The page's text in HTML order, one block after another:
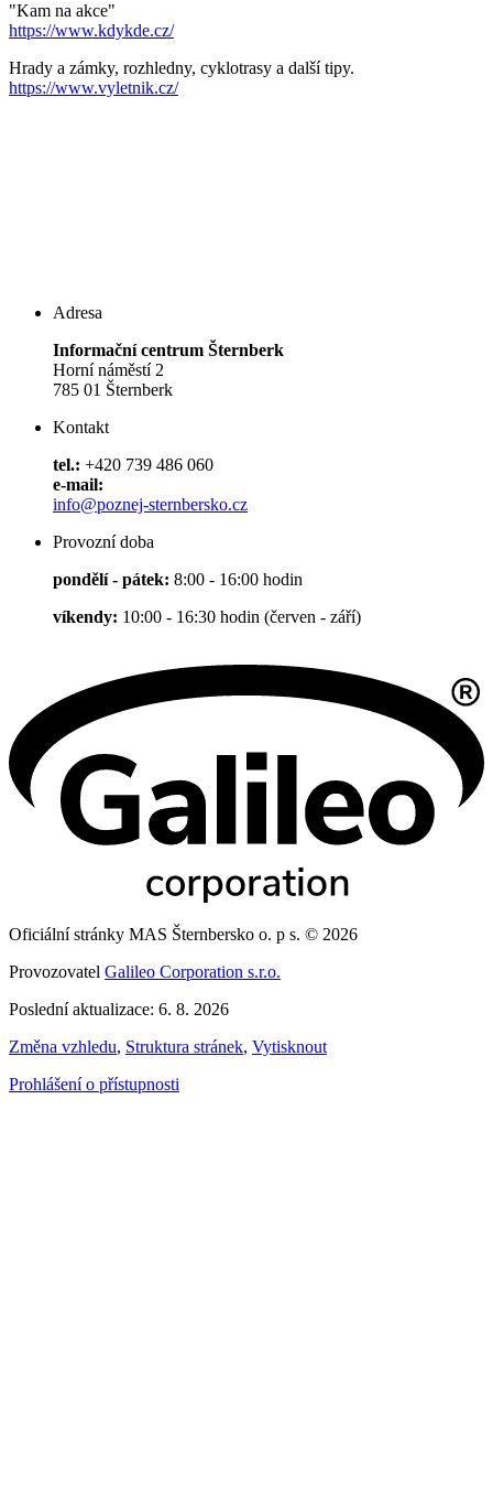
"Kam na akce"
https://www.kdykde.cz/
Hrady a zámky, rozhledny, cyklotrasy a další tipy.
https://www.vyletnik.cz/
Adresa
Informační centrum Šternberk
Horní náměstí 2
785 01 Šternberk
Kontakt
tel.: +420 739 486 060
e-mail:
info@poznej-sternbersko.cz
Provozní doba
pondělí - pátek: 8:00 - 16:00 hodin
víkendy: 10:00 - 16:30 hodin (červen - září)
Oficiální stránky MAS Šternbersko o. p s. © 2026
Provozovatel Galileo Corporation s.r.o.
Poslední aktualizace: 6. 8. 2026
Změna vzhledu, Struktura stránek, Vytisknout
Prohlášení o přístupnosti